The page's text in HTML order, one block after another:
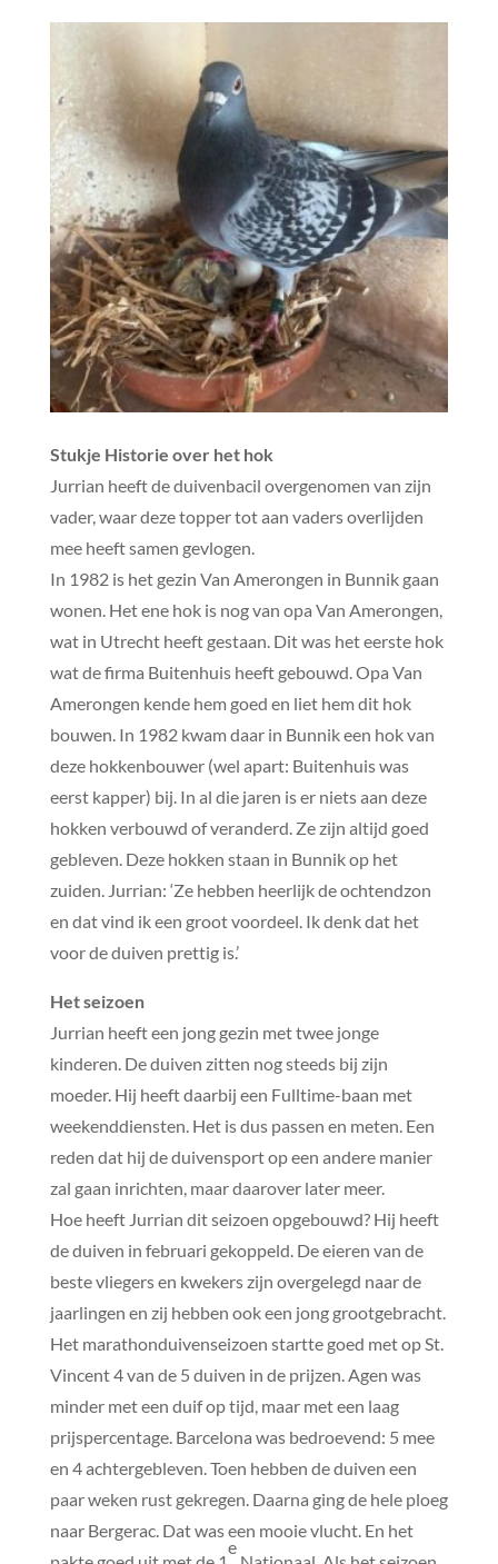
Stukje Historie over het hok
Jurrian heeft de duivenbacil overgenomen van zijn
vader, waar deze topper tot aan vaders overlijden
mee heeft samen gevlogen.
In 1982 is het gezin Van Amerongen in Bunnik gaan
wonen. Het ene hok is nog van opa Van Amerongen,
wat in Utrecht heeft gestaan. Dit was het eerste hok
wat de firma Buitenhuis heeft gebouwd. Opa Van
Amerongen kende hem goed en liet hem dit hok
bouwen. In 1982 kwam daar in Bunnik een hok van
deze hokkenbouwer (wel apart: Buitenhuis was
eerst kapper) bij. In al die jaren is er niets aan deze
hokken verbouwd of veranderd. Ze zijn altijd goed
gebleven. Deze hokken staan in Bunnik op het
zuiden. Jurrian: ‘Ze hebben heerlijk de ochtendzon
en dat vind ik een groot voordeel. Ik denk dat het
voor de duiven prettig is.’
Het seizoen
Jurrian heeft een jong gezin met twee jonge
kinderen. De duiven zitten nog steeds bij zijn
moeder. Hij heeft daarbij een Fulltime-baan met
weekenddiensten. Het is dus passen en meten. Een
reden dat hij de duivensport op een andere manier
zal gaan inrichten, maar daarover later meer.
Hoe heeft Jurrian dit seizoen opgebouwd? Hij heeft
de duiven in februari gekoppeld. De eieren van de
beste vliegers en kwekers zijn overgelegd naar de
jaarlingen en zij hebben ook een jong grootgebracht.
Het marathonduivenseizoen startte goed met op St.
Vincent 4 van de 5 duiven in de prijzen. Agen was
minder met een duif op tijd, maar met een laag
prijspercentage. Barcelona was bedroevend: 5 mee
en 4 achtergebleven. Toen hebben de duiven een
paar weken rust gekregen. Daarna ging de hele ploeg
naar Bergerac. Dat was een mooie vlucht. En het
e